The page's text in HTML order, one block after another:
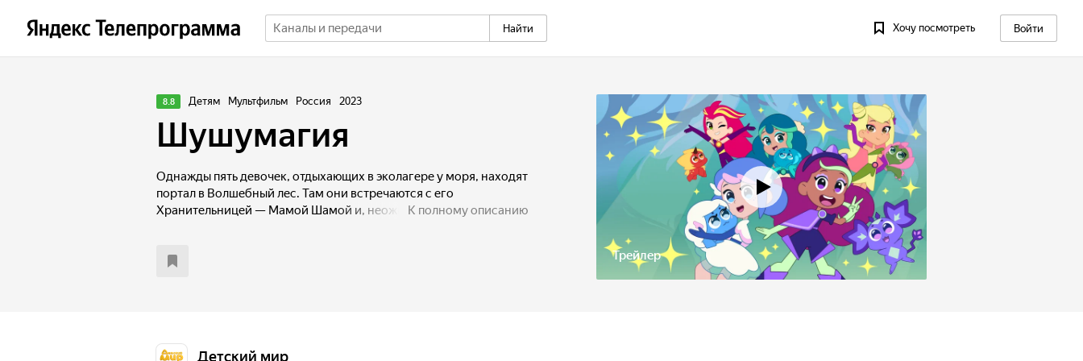
Найти Хочу посмотреть Войти
Трейлер
8.8 Детям Мультфильм Россия 2023
Шушумагия
Однажды пять девочек, отдыхающих в эколагере у моря, находят
портал в Волшебный лес. Там они встречаются с его
Хранительницей — Мамой Шамой и, неожиданно для себя,
ни минуты покоя — ведь они должны защищать гармонию
К полному описанию
Детский мир